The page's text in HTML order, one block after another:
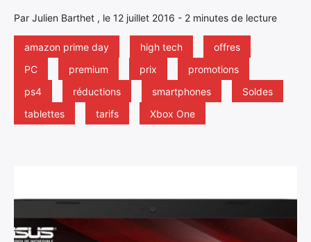
Par Julien Barthet , le 12 juillet 2016 - 2 minutes de lecture
amazon prime day high tech
offres
PC
premium prix
promotions
ps4
réductions smartphones
Soldes
tablettes
tarifs Xbox One